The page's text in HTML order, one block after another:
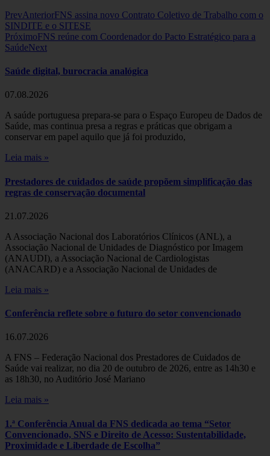
PrevAnteriorFNS assina novo Contrato Coletivo de Trabalho com o
SINDITE e o SITESE
PróximoFNS reúne com Coordenador do Pacto Estratégico para a
SaúdeNext
Saúde digital, burocracia analógica
07.08.2026
A saúde portuguesa prepara-se para o Espaço Europeu de Dados de
Saúde, mas continua presa a regras e práticas que obrigam a
conservar em papel aquilo que já foi produzido,
Leia mais »
Prestadores de cuidados de saúde propõem simplificação das
regras de conservação documental
21.07.2026
A Associação Nacional dos Laboratórios Clínicos (ANL), a
Associação Nacional de Unidades de Diagnóstico por Imagem
(ANAUDI), a Associação Nacional de Cardiologistas
(ANACARD) e a Associação Nacional de Unidades de
Leia mais »
Conferência reflete sobre o futuro do setor convencionado
16.07.2026
A FNS – Federação Nacional dos Prestadores de Cuidados de
Saúde vai realizar, no dia 20 de outubro de 2026, entre as 14h30 e
as 18h30, no Auditório José Mariano
Leia mais »
1.ª Conferência Anual da FNS dedicada ao tema “Setor
Convencionado, SNS e Direito de Acesso: Sustentabilidade,
Proximidade e Liberdade de Escolha”